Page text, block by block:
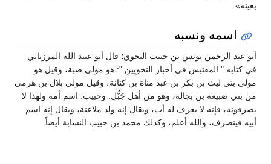
بعينه».
اسمه ونسبه
أبو عبد الرحمن يونس بن حبيب النحوي؛ قال أبو عبيد الله المرزباني
في كتابه " المقتبس في أخبار النحويين ": هو مولى ضبة، وقيل هو
مولى بني ليث بن بكر بن عبد مناة بن كنانة، وقيل مولى بلال بن هرمي
من بني ضبيعة بن بجالة، وهو من أهل جَبُّل. وحبيب: اسم أمه ولهذا لا
يصرفونه، فإنه لا يعرف له أب، ويقال إنه ولد ملاعنة، ويقال إنه اسم
أبيه فينصرف، والله أعلم، وكذلك محمد بن حبيب النسابة أيضاً.